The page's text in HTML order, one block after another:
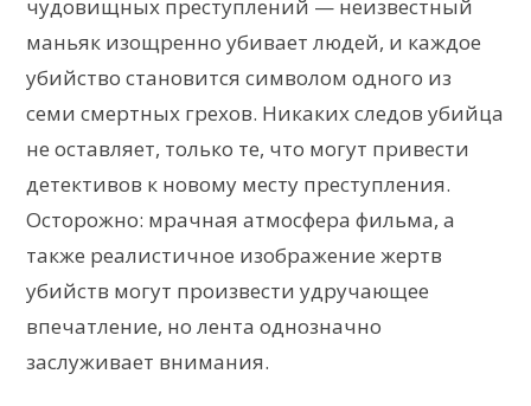
чудовищных преступлений — неизвестный
маньяк изощренно убивает людей, и каждое
убийство становится символом одного из
семи смертных грехов. Никаких следов убийца
не оставляет, только те, что могут привести
детективов к новому месту преступления.
Осторожно: мрачная атмосфера фильма, а
также реалистичное изображение жертв
убийств могут произвести удручающее
впечатление, но лента однозначно
заслуживает внимания.